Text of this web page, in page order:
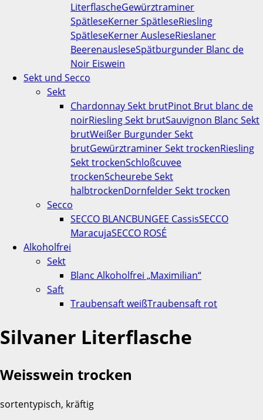
LiterflascheGewürztraminer
SpätleseKerner SpätleseRiesling
SpätleseKerner AusleseRieslaner
BeerenausleseSpätburgunder Blanc de
Noir Eiswein
Sekt und Secco
Sekt
Chardonnay Sekt brutPinot Brut blanc de
noirRiesling Sekt brutSauvignon Blanc Sekt
brutWeißer Burgunder Sekt
brutGewürztraminer Sekt trockenRiesling
Sekt trockenSchloßcuvee
trockenScheurebe Sekt
halbtrockenDornfelder Sekt trocken
Secco
SECCO BLANCBUNGEE CassisSECCO
MaracujaSECCO ROSÉ
Alkoholfrei
Sekt
Blanc Alkoholfrei „Maximilian“
Saft
Traubensaft weißTraubensaft rot
Silvaner Literflasche
Weisswein trocken
sortentypisch, kräftig